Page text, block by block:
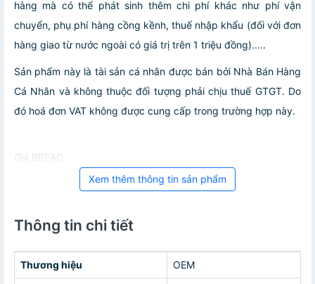
hàng mà có thể phát sinh thêm chi phí khác như phí vận
chuyển, phụ phí hàng cồng kềnh, thuế nhập khẩu (đối với đơn
hàng giao từ nước ngoài có giá trị trên 1 triệu đồng).....
Sản phẩm này là tài sản cá nhân được bán bởi Nhà Bán Hàng
Cá Nhân và không thuộc đối tượng phải chịu thuế GTGT. Do
đó hoá đơn VAT không được cung cấp trong trường hợp này.
Giá BREAD
Xem thêm thông tin sản phẩm
Thông tin chi tiết
Thương hiệu OEM